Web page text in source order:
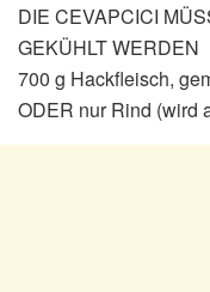
DIE CEVAPCICI
GEKÜHLT WERDEN
700 g Hackfleisch,
ODER nur Rind (wird